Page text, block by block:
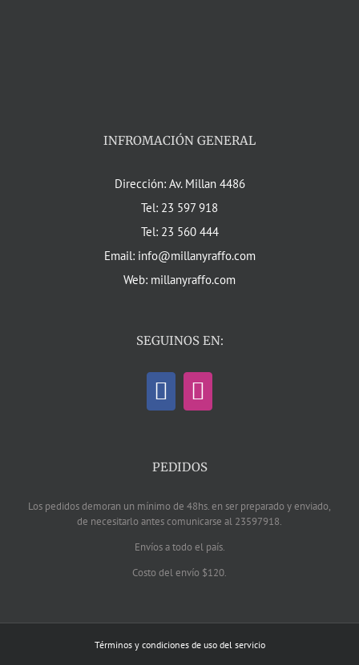
INFROMACIÓN GENERAL
Dirección: Av. Millan 4486
Tel: 23 597 918
Tel: 23 560 444
Email: info@millanyraffo.com
Web: millanyraffo.com
SEGUINOS EN:
PEDIDOS
Los pedidos demoran un mínimo de 48hs. en ser preparado y enviado,
de necesitarlo antes comunicarse al 23597918.
Envíos a todo el país.
Costo del envío $120.
Términos y condiciones de uso del servicio